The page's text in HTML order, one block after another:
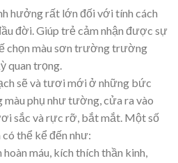
hưởng rất lớn đối với tính cách
đời. Giúp trẻ cảm nhận được sự
chọn màu sơn trường trường
quan trọng.
sẽ và tươi mới ở những bức
phụ như tường, cửa ra vào
sắc và rực rỡ, bắt mắt. Một số
thể kể đến như:
máu, kích thích thần kinh,